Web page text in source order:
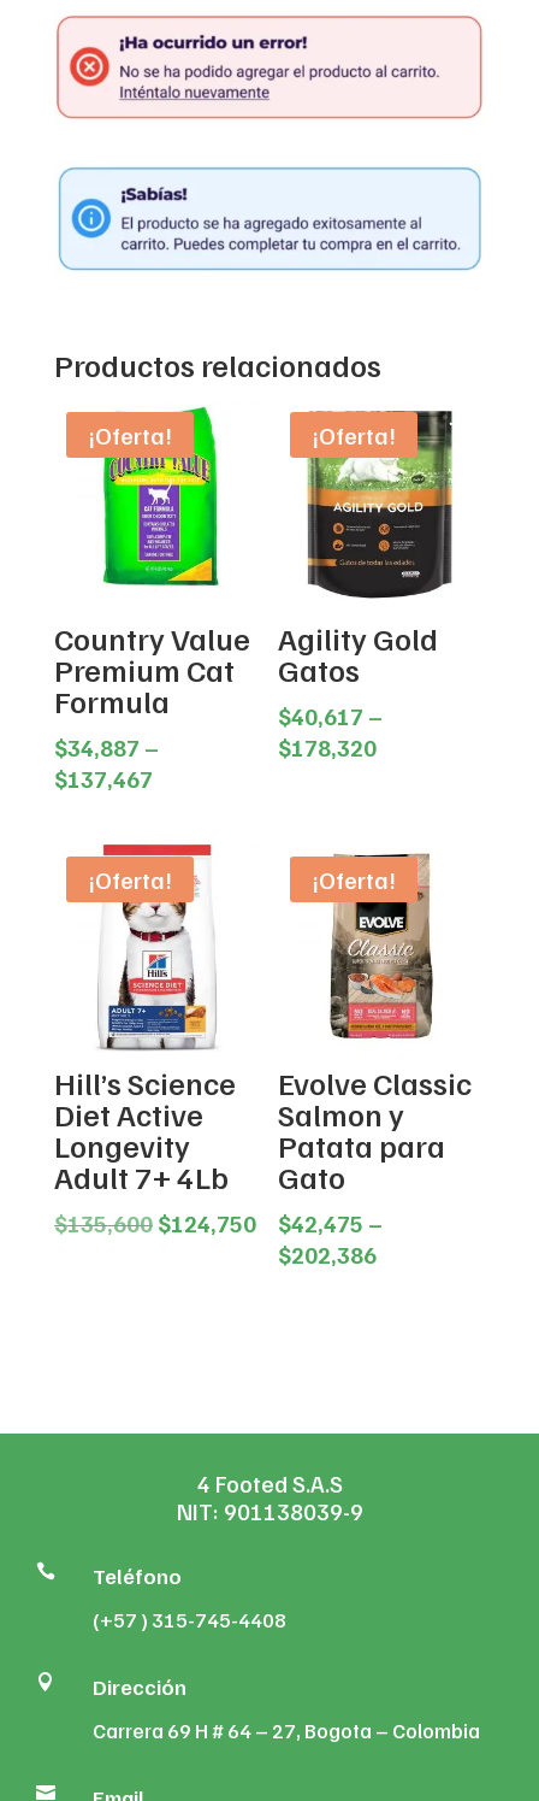
Productos relacionados
¡Oferta!
Country Value
Premium Cat
Formula
$34,887 –
$137,467Price
$34,887
through
$137,467
¡Oferta!
Agility Gold
Gatos
$40,617 –
$178,320Price
$178,320
¡Oferta!
Hill’s Science
Diet Active
Longevity
Adult 7+ 4Lb
$135,600 Original
$124,750Current
price
¡Oferta!
Evolve Classic
Salmon y
Patata para
Gato
$42,475 –
$202,386Price
4 Footed S.A.S
NIT: 901138039-9
 Teléfono
(+57 ) 315-745-4408
 Dirección
Carrera 69 H # 64 – 27, Bogota – Colombia
